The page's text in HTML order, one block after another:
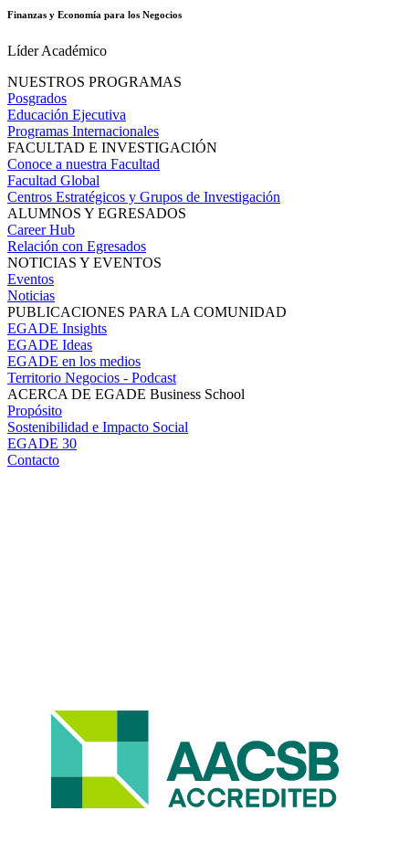
Finanzas y Economía para los Negocios
Líder Académico
NUESTROS PROGRAMAS
Posgrados
Educación Ejecutiva
Programas Internacionales
FACULTAD E INVESTIGACIÓN
Conoce a nuestra Facultad
Facultad Global
Centros Estratégicos y Grupos de Investigación
ALUMNOS Y EGRESADOS
Career Hub
Relación con Egresados
NOTICIAS Y EVENTOS
Eventos
Noticias
PUBLICACIONES PARA LA COMUNIDAD
EGADE Insights
EGADE Ideas
EGADE en los medios
Territorio Negocios - Podcast
ACERCA DE EGADE Business School
Propósito
Sostenibilidad e Impacto Social
EGADE 30
Contacto